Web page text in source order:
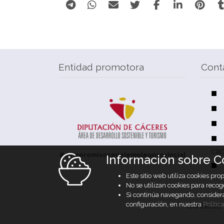
Entidad promotora
#compromisoconelempleoprovincial
Contacto
Información sobre
Este sitio web utiliza cookies
No se utilizan cookies para
Si continúa navegando,
configuración, en nuestra